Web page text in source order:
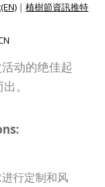
| 植樹節資訊推特
动的绝佳起
。
行定制和风